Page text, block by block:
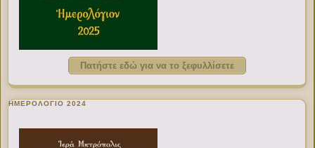
Πατήστε εδώ για να το ξεφυλλίσετε
ΗΜΕΡΟΛΟΓΙΟ 2024